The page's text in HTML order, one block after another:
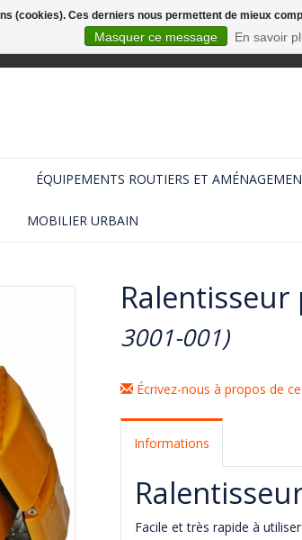
ÉQUIPEMENTS ROUTIERS ET
MOBILIER URBAIN
3001-001)
Écrivez-nous à propos de
Informations
Facile et très rapide à utiliser
(cookies). Ces derniers nous permettent de mieux
Masquer ce message En savoir